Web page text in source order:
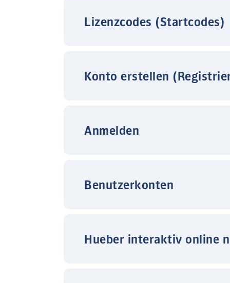
Lizenzcodes (Startcodes)
Konto erstellen
Anmelden
Benutzerkonten
Hueber interaktiv online